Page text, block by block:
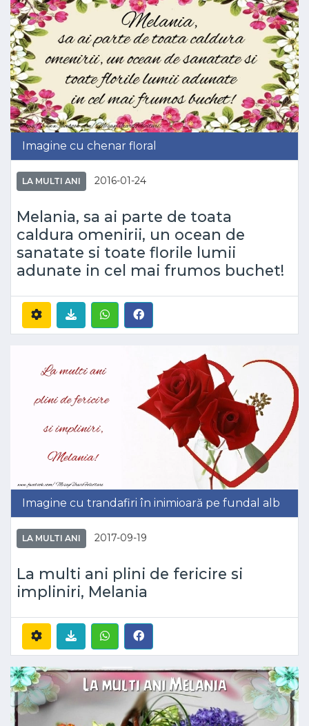
Imagine cu chenar floral
LA MULTI ANI 2016-01-24
Melania, sa ai parte de toata
caldura omenirii, un ocean de
sanatate si toate florile lumii
adunate in cel mai frumos buchet!
Imagine cu trandafiri în inimioară pe fundal alb
LA MULTI ANI 2017-09-19
La multi ani plini de fericire si
impliniri, Melania